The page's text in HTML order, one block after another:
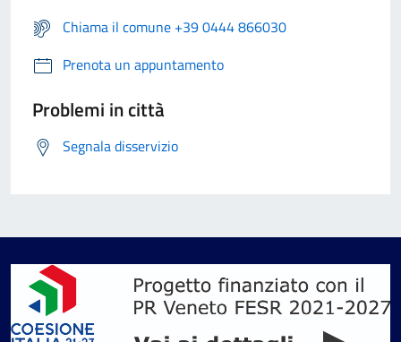
Chiama il comune +39 0444 866030
Prenota un appuntamento
Problemi in città
Segnala disservizio